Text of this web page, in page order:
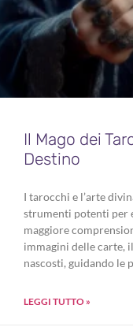
Il Mago dei
Destino
I tarocchi e l’arte
strumenti potenti per
maggiore
immagini delle carte,
nascosti, guidando le
LEGGI TUTTO »